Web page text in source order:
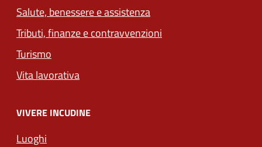
Salute, benessere e assistenza
Tributi, finanze e contravvenzioni
Turismo
Vita lavorativa
VIVERE INCUDINE
Luoghi